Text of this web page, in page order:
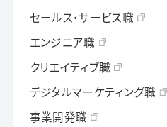
セールス・サービス職
エンジニア職
クリエイティブ職
デジタルマーケティング職
事業開発職